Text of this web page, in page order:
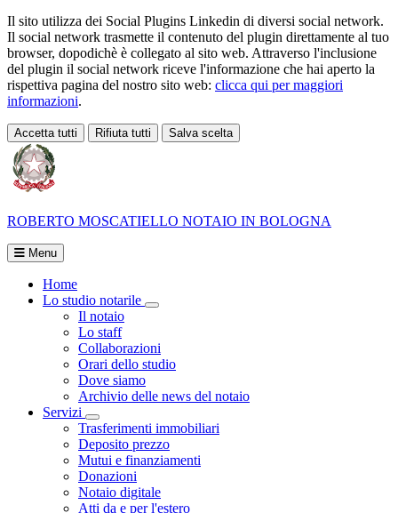
Il sito utilizza dei Social Plugins Linkedin di diversi social network.
Il social network trasmette il contenuto del plugin direttamente al tuo
browser, dopodichè è collegato al sito web. Attraverso l'inclusione
del plugin il social network riceve l'informazione che hai aperto la
rispettiva pagina del nostro sito web: clicca qui per maggiori
informazioni.
Accetta tutti Rifiuta tutti Salva scelta
Loading...
ROBERTO MOSCATIELLO NOTAIO IN BOLOGNA
Menu
Home
Lo studio notarile
Toggle Dropdown
Il notaio
Lo staff
Collaborazioni
Orari dello studio
Dove siamo
Archivio delle news del notaio
Servizi
Toggle Dropdown
Trasferimenti immobiliari
Deposito prezzo
Mutui e finanziamenti
Donazioni
Notaio digitale
Atti da e per l'estero